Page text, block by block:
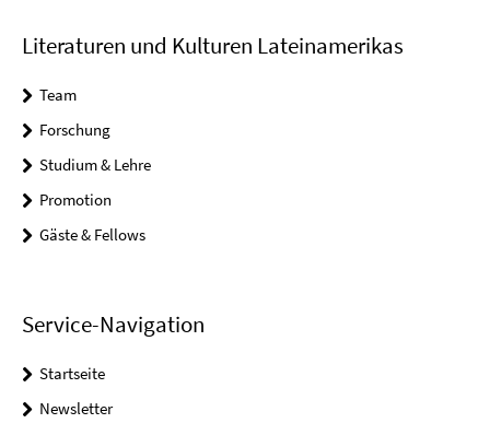
Literaturen und Kulturen Lateinamerikas
Team
Forschung
Studium & Lehre
Promotion
Gäste & Fellows
Service-Navigation
Startseite
Newsletter